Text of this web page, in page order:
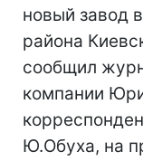
новый завод
района
сообщил
компании
Ю.Обуха, на